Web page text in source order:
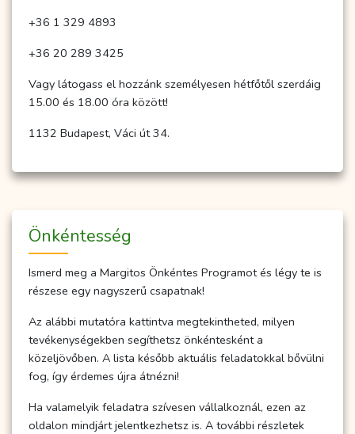
+36 1 329 4893
+36 20 289 3425
Vagy látogass el hozzánk személyesen hétfőtől szerdáig
15.00 és 18.00 óra között!
1132 Budapest, Váci út 34.
Önkéntesség
Ismerd meg a Margitos Önkéntes Programot és légy te is
részese egy nagyszerű csapatnak!
Az alábbi mutatóra kattintva megtekintheted, milyen
tevékenységekben segíthetsz önkéntesként a
közeljövőben. A lista később aktuális feladatokkal bővülni
fog, így érdemes újra átnézni!
Ha valamelyik feladatra szívesen vállalkoznál, ezen az
oldalon mindjárt jelentkezhetsz is. A további részletek